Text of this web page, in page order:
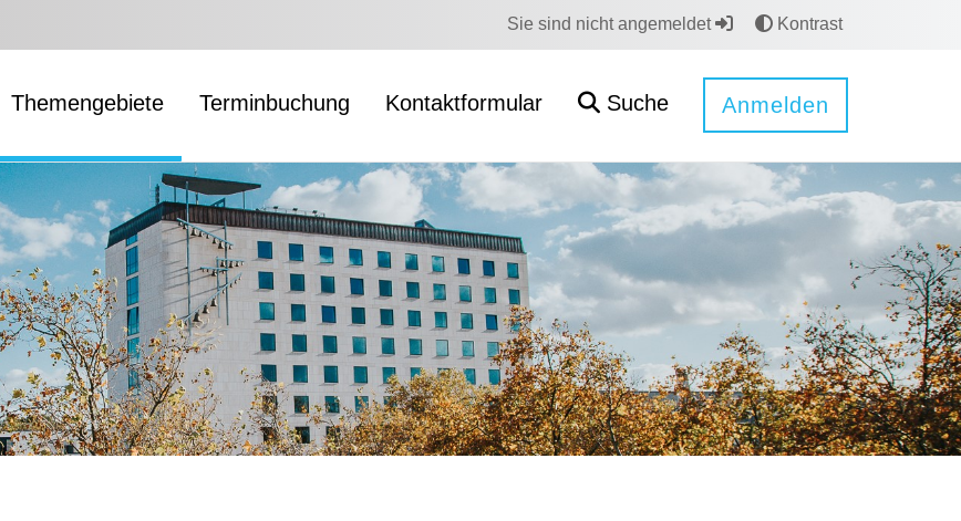
Sie sind nicht angemeldet Kontrast
Themengebiete Terminbuchung Kontaktformular Suche Anmelden